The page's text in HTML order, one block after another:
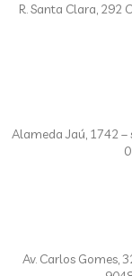
R. Santa Clara, 292
Alameda Jaú, 1742 –
Av. Carlos Gomes,